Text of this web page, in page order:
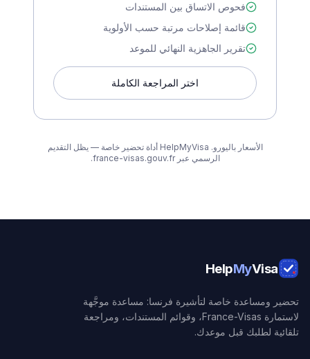
فحوص الاتساق بين المستندات
قائمة إصلاحات مرتبة حسب الأولوية
تقرير الجاهزية النهائي للموعد
اختر المراجعة الكاملة
الأسعار باليورو. HelpMyVisa أداة تحضير خاصة — يظل التقديم
الرسمي عبر france-visas.gouv.fr.
HelpMyVisa
تحضير ومساعدة خاصة لتأشيرة فرنسا: مساعدة موجَّهة
لاستمارة France-Visas، وقوائم المستندات، ومراجعة
تلقائية لطلبك قبل موعدك.